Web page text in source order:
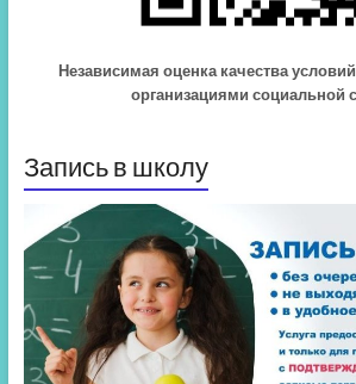
Независимая оценка качества
организациями социальной
Запись в школу